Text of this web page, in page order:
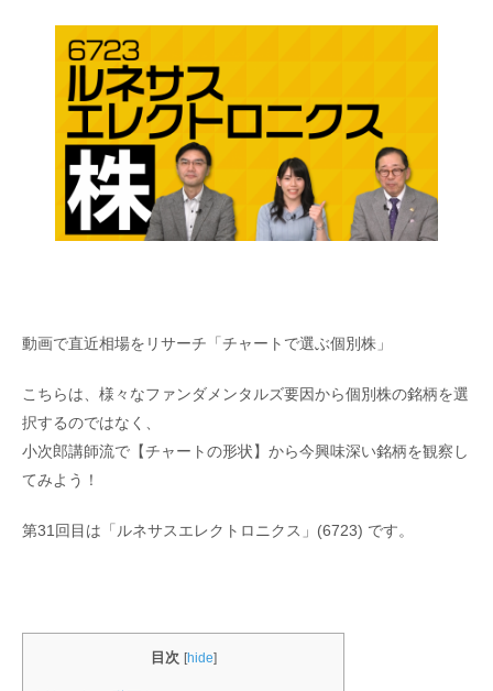
動画で直近相場をリサーチ「チャートで選ぶ個別株」
こちらは、様々なファンダメンタルズ要因から個別株の銘柄を選
択するのではなく、
小次郎講師流で【チャートの形状】から今興味深い銘柄を観察し
てみよう！
第31回目は「ルネサスエレクトロニクス」(6723) です。
目次 [hide]